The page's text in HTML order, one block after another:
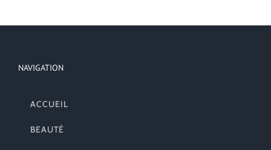
NAVIGATION
ACCUEIL
BEAUTÉ